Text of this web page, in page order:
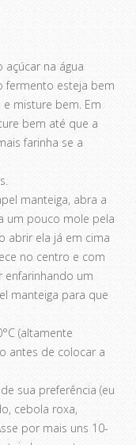
na água
fermento esteja bem
misture bem. Em
bem até que a
farinha se a
manteiga, abra a
um pouco mole pela
abrir ela já em cima
no centro e com
enfarinhando um
manteiga para que
(altamente
antes de colocar a
sua preferência (eu
cebola roxa,
por mais uns 10-